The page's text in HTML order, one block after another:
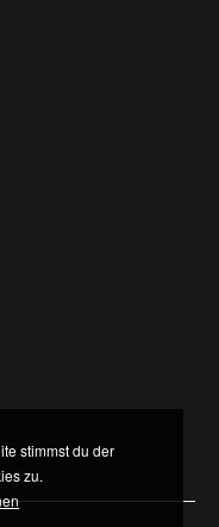
stimmst du der
zu.